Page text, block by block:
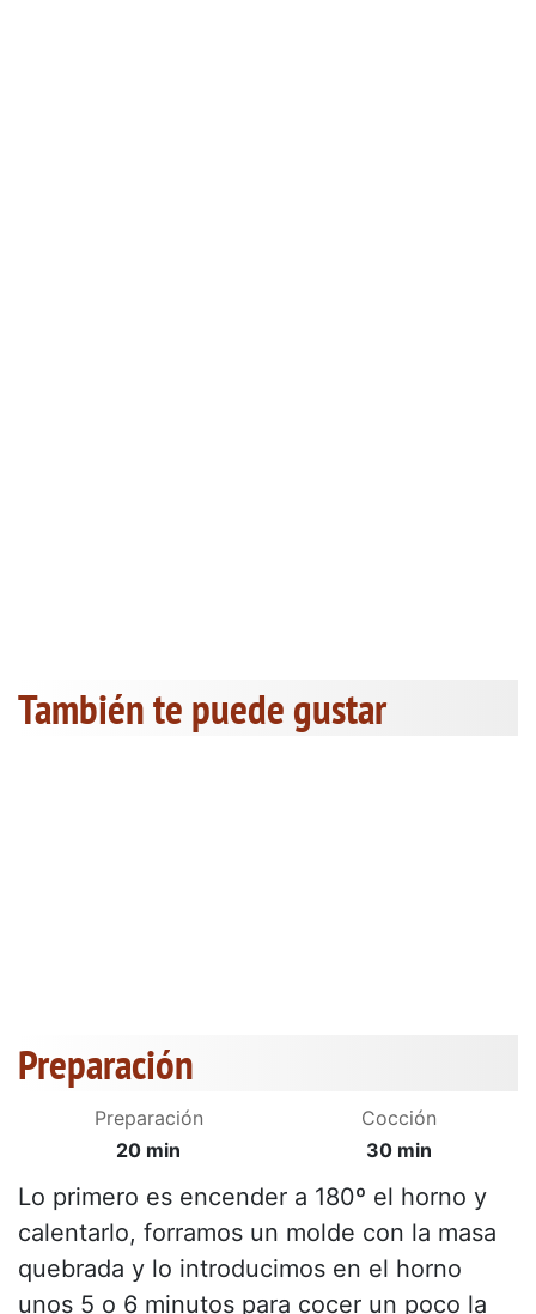
También te puede gustar
Preparación
Preparación
20 min
Cocción
30 min
Lo primero es encender a 180º el horno y
calentarlo, forramos un molde con la masa
quebrada y lo introducimos en el horno
unos 5 o 6 minutos para cocer un poco la